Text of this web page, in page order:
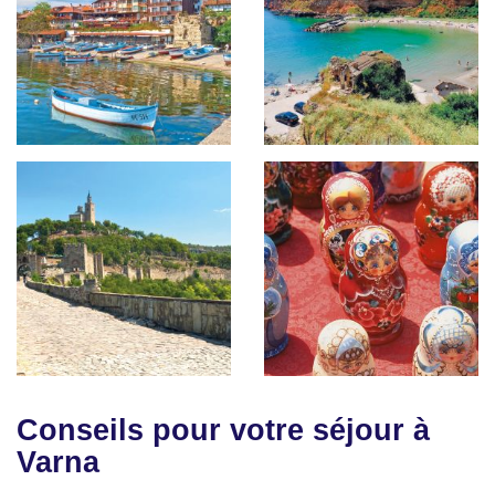
Conseils pour votre séjour à
Varna